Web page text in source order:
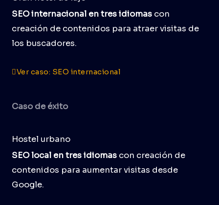
SEO internacional en tres idiomas con
creación de contenidos para atraer visitas de
los buscadores.
Ver caso: SEO internacional
Caso de éxito
Hostel urbano
SEO local en tres idiomas con creación de
contenidos para aumentar visitas desde
Google.